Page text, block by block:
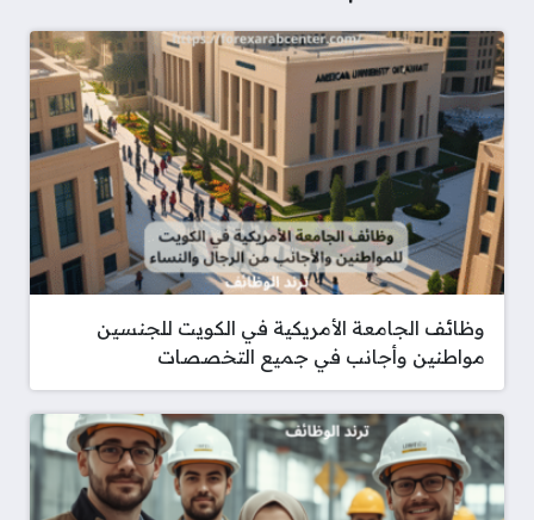
وظائف الجامعة الأمريكية في الكويت للجنسين
مواطنين وأجانب في جميع التخصصات